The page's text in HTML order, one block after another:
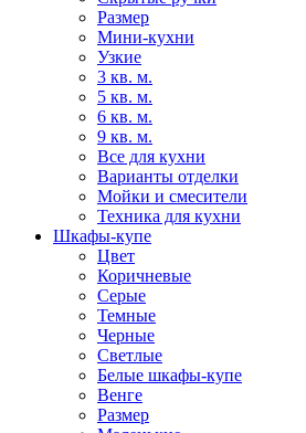
Размер
Мини-кухни
Узкие
3 кв. м.
5 кв. м.
6 кв. м.
9 кв. м.
Все для кухни
Варианты отделки
Мойки и смесители
Техника для кухни
Шкафы-купе
Цвет
Коричневые
Серые
Темные
Черные
Светлые
Белые шкафы-купе
Венге
Размер